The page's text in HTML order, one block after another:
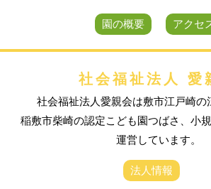
園の概要 アクセ
社会福祉法人 愛
社会福祉法人愛親会は敷市江戸崎の
稲敷市柴崎の認定こども園つばさ、小
運営しています。
法人情報